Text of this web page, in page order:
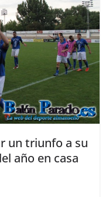
un triunfo a su
año en casa